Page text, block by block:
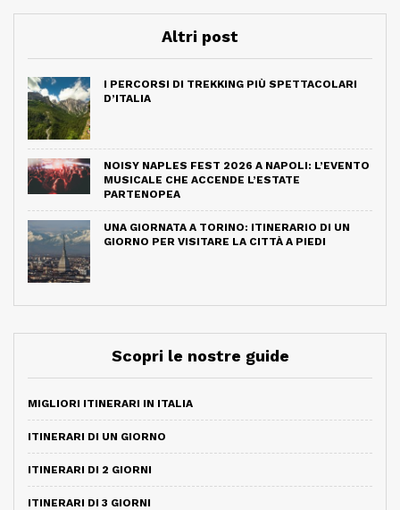
Altri post
I PERCORSI DI TREKKING PIÙ SPETTACOLARI
D’ITALIA
NOISY NAPLES FEST 2026 A NAPOLI: L’EVENTO
MUSICALE CHE ACCENDE L’ESTATE
PARTENOPEA
UNA GIORNATA A TORINO: ITINERARIO DI UN
GIORNO PER VISITARE LA CITTÀ A PIEDI
Scopri le nostre guide
MIGLIORI ITINERARI IN ITALIA
ITINERARI DI UN GIORNO
ITINERARI DI 2 GIORNI
ITINERARI DI 3 GIORNI